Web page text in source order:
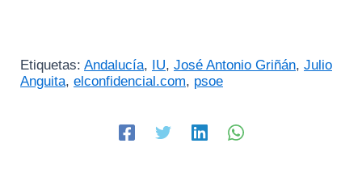
Etiquetas: Andalucía, IU, José Antonio Griñán, Julio
Anguita, elconfidencial.com, psoe